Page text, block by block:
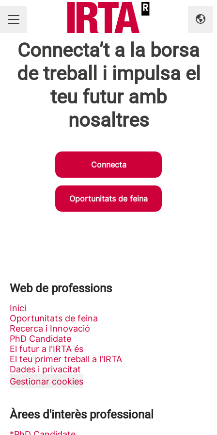
MENÚ BORSA DE TREBALL
Connecta’t a la borsa
de treball i impulsa el
teu futur amb
nosaltres
Connecta
Oportunitats de feina
Web de professions
Inici
Oportunitats de feina
Recerca i Innovació
PhD Candidate
El futur a l'IRTA és
El teu primer treball a l'IRTA
Dades i privacitat
Gestionar cookies
Àrees d'interès professional